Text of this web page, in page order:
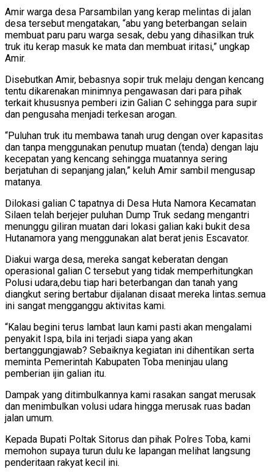
Amir warga desa Parsambilan yang kerap melintas di jalan
desa tersebut mengatakan, “abu yang beterbangan selain
membuat paru paru warga sesak, debu yang dihasilkan truk
truk itu kerap masuk ke mata dan membuat iritasi,” ungkap
Amir.
Disebutkan Amir, bebasnya sopir truk melaju dengan kencang
tentu dikarenakan minimnya pengawasan dari para pihak
terkait khususnya pemberi izin Galian C sehingga para supir
dan pengusaha menjadi terkesan arogan.
“Puluhan truk itu membawa tanah urug dengan over kapasitas
dan tanpa menggunakan penutup muatan (tenda) dengan laju
kecepatan yang kencang sehingga muatannya sering
berjatuhan di sepanjang jalan,” keluh Amir sambil mengusap
matanya.
Dilokasi galian C tapatnya di Desa Huta Namora Kecamatan
Silaen telah berjejer puluhan Dump Truk sedang mengantri
menunggu giliran muatan dari lokasi galian kaki bukit desa
Hutanamora yang menggunakan alat berat jenis Escavator.
Diakui warga desa, mereka sangat keberatan dengan
operasional galian C tersebut yang tidak memperhitungkan
Polusi udara,debu tiap hari beterbangan dan tanah yang
diangkut sering bertabur dijalanan disaat mereka lintas.semua
ini sangat mengganggu aktivitas kami.
“Kalau begini terus lambat laun kami pasti akan mengalami
penyakit Ispa, bila ini terjadi siapa yang akan
bertanggungjawab? Sebaiknya kegiatan ini dihentikan serta
meminta Pemerintah Kabupaten Toba meninjau ulang
pemberian ijin galian itu.
Dampak yang ditimbulkannya kami rasakan sangat merusak
dan menimbulkan volusi udara hingga merusak ruas badan
jalan umum.
Kepada Bupati Poltak Sitorus dan pihak Polres Toba, kami
memohon supaya turun dulu ke lapangan melihat langsung
penderitaan rakyat kecil ini.